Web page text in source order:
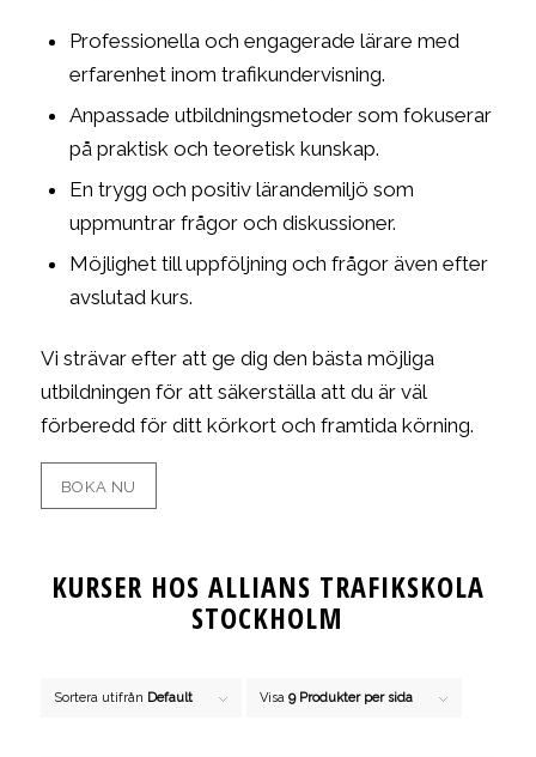
Professionella och engagerade lärare med
erfarenhet inom trafikundervisning.
Anpassade utbildningsmetoder som fokuserar
på praktisk och teoretisk kunskap.
En trygg och positiv lärandemiljö som
uppmuntrar frågor och diskussioner.
Möjlighet till uppföljning och frågor även efter
avslutad kurs.
Vi strävar efter att ge dig den bästa möjliga
utbildningen för att säkerställa att du är väl
förberedd för ditt körkort och framtida körning.
BOKA NU
KURSER HOS ALLIANS TRAFIKSKOLA
STOCKHOLM
Sortera utifrån Default Visa 9 Produkter per sida